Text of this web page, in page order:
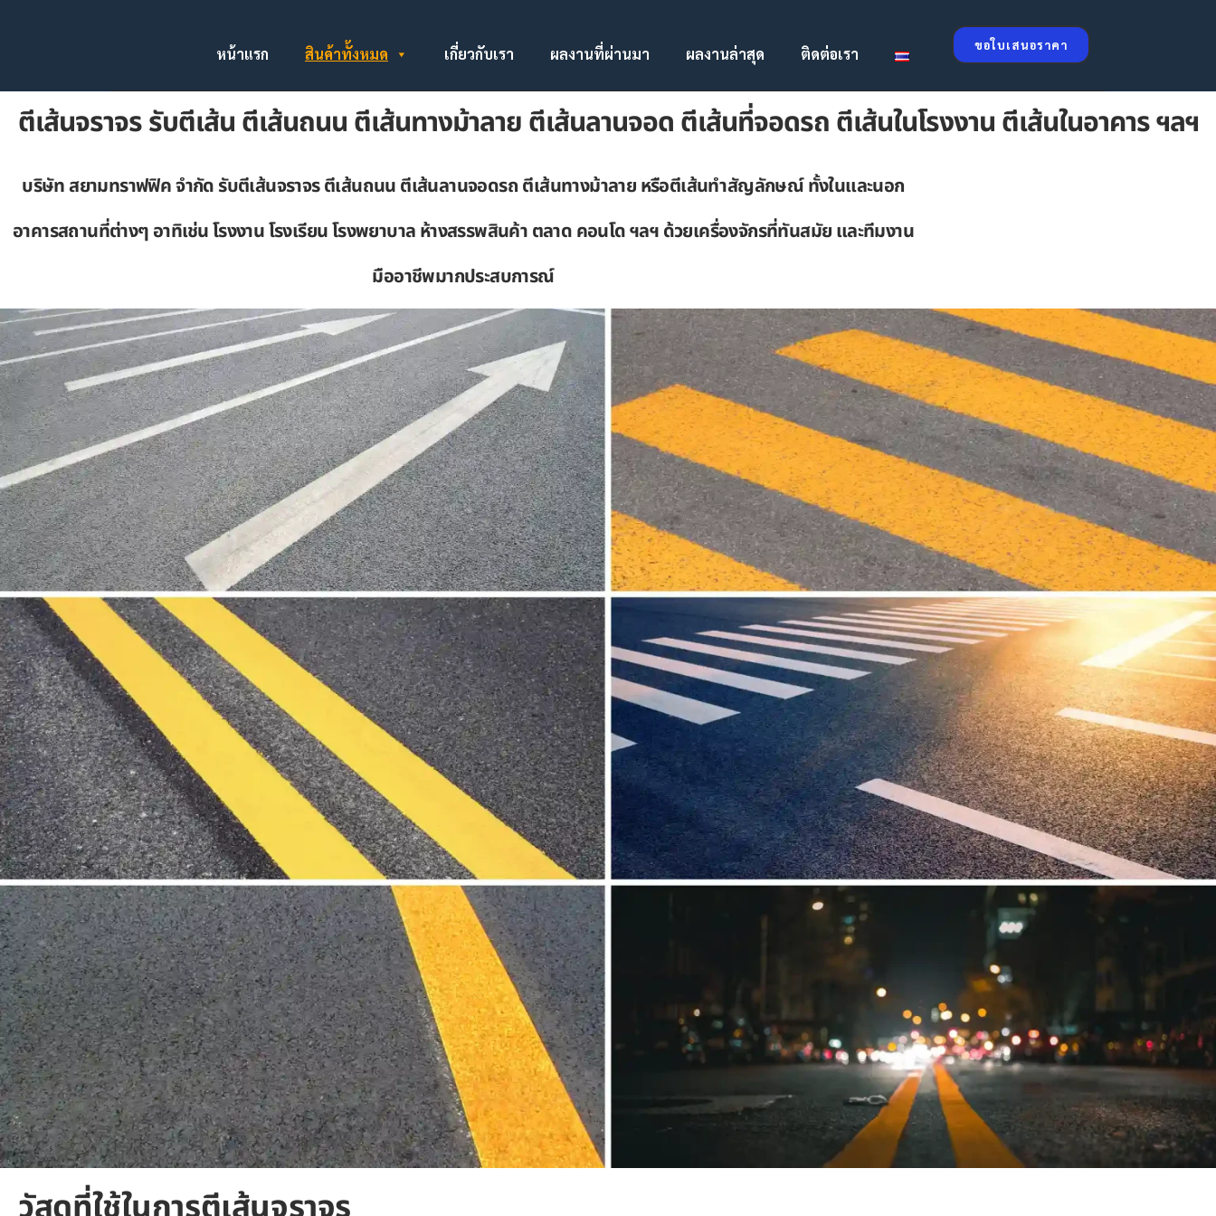
ขอใบเสนอราคา
หน้าแรก สินค้าทั้งหมด เกี่ยวกับเรา ผลงานที่ผ่านมา ผลงานล่าสุด ติดต่อเรา
ตีเส้นจราจร รับตีเส้น ตีเส้นถนน ตีเส้นทางม้าลาย ตีเส้นลานจอด ตีเส้นที่จอดรถ ตีเส้นในโรงงาน ตีเส้นในอาคาร ฯลฯ
บริษัท สยามทราฟฟิค จำกัด รับตีเส้นจราจร ตีเส้นถนน ตีเส้นลานจอดรถ ตีเส้นทางม้าลาย หรือตีเส้นทำสัญลักษณ์ ทั้งในและนอก
อาคารสถานที่ต่างๆ อาทิเช่น โรงงาน โรงเรียน โรงพยาบาล ห้างสรรพสินค้า ตลาด คอนโด ฯลฯ ด้วยเครื่องจักรที่ทันสมัย และทีมงาน
มืออาชีพมากประสบการณ์